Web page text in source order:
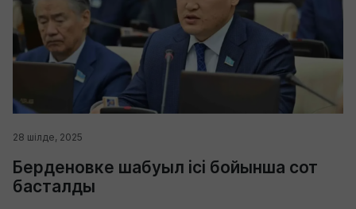
28 шілде, 2025
Берденовке шабуыл ісі бойынша сот
басталды